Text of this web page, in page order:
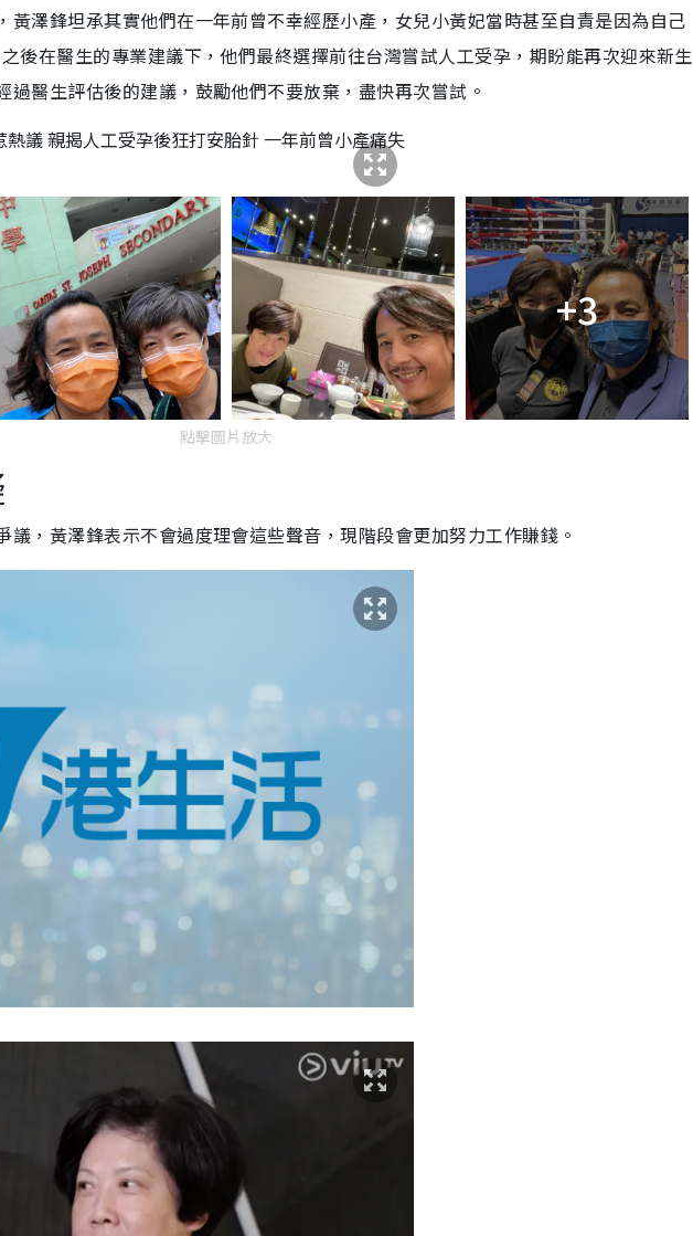
黃澤鋒坦承其實他們在一年前曾不幸經歷小產，女兒小黃妃當時甚至自責是因為自己
後在醫生的專業建議下，他們最終選擇前往台灣嘗試人工受孕，期盼能再次迎來新生
過醫生評估後的建議，鼓勵他們不要放棄，盡快再次嘗試。
+3
點擊圖片放大
議，黃澤鋒表示不會過度理會這些聲音，現階段會更加努力工作賺錢。